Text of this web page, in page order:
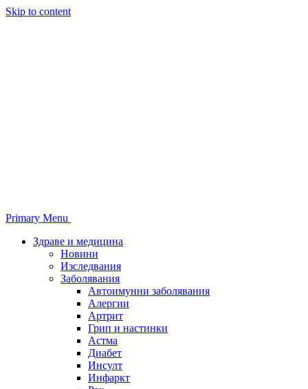
Skip to content
Primary Menu
Здраве и медицина
Новини
Изследвания
Заболявания
Автоимунни заболявания
Алергии
Артрит
Грип и настинки
Астма
Диабет
Инсулт
Инфаркт